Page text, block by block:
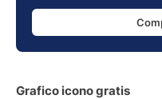
Grafico icono gratis